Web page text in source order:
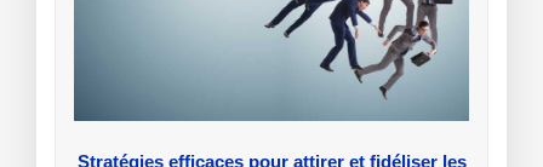
Stratégies efficaces pour attirer et fidéliser les